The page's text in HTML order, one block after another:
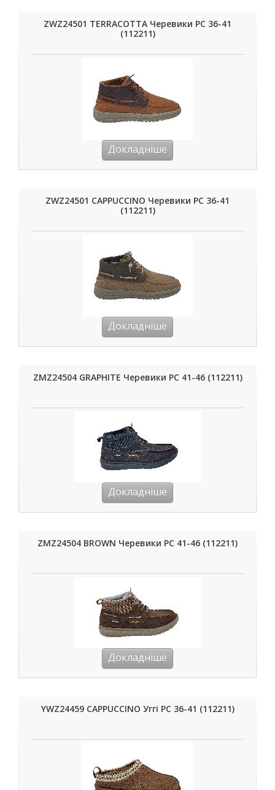
ZWZ24501 TERRACOTTA Черевики РС 36-41
(112211)
Докладніше
ZWZ24501 CAPPUCCINO Черевики РС 36-41
(112211)
Докладніше
ZMZ24504 GRAPHITE Черевики РС 41-46 (112211)
Докладніше
ZMZ24504 BROWN Черевики РС 41-46 (112211)
Докладніше
YWZ24459 CAPPUCCINO Уггі РС 36-41 (112211)